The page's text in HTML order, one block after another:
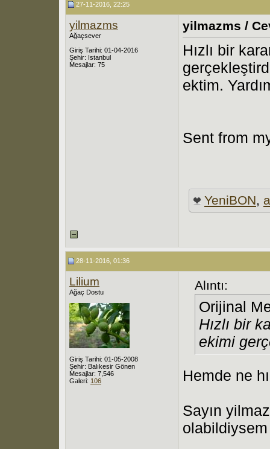
27-11-2016, 22:25
yilmazms
Ağaçsever
Giriş Tarihi: 01-04-2016
Şehir: Istanbul
Mesajlar: 75
yilmazms /
Hızlı bir
ektim.
Sent from
YeniBON,
28-11-2016, 01:36
Lilium
Ağaç Dostu
Giriş Tarihi: 01-05-2008
Şehir: Balıkesir Gönen
Mesajlar: 7,546
Galeri: 106
Alıntı:
Orijinal
Hızlı bir
ekimi
Hemde ne
Sayın